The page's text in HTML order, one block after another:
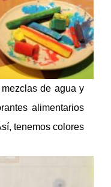
de agua y
alimentarios
tenemos colores